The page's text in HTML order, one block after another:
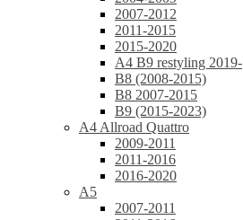
2007-2012
2011-2015
2015-2020
A4 B9 restyling 2019-
B8 (2008-2015)
B8 2007-2015
B9 (2015-2023)
A4 Allroad Quattro
2009-2011
2011-2016
2016-2020
A5
2007-2011